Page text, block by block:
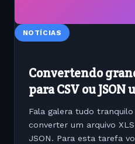
NOTÍCIAS
Convertendo
para CSV ou
Fala galera tudo
converter um arquivo
JSON. Para esta tarefa